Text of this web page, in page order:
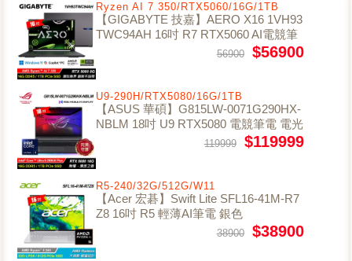
Ryzen AI 7 350/RTX5060/16G/1TB
【GIGABYTE 技嘉】AERO X16 1VH93
TWC94AH 16吋 R7 RTX5060 AI電競筆
56900 $56900
U9-290H/RTX5080/16G/1TB
【ASUS 華碩】G815LW-0071G290HX-
NBLM 18吋 U9 RTX5080 電競筆電 電光
119999 $119999
R5-240/32G/512G/W11
【Acer 宏碁】Swift Lite SFL16-41M-R7
Z8 16吋 R5 輕薄AI筆電 銀色
38900 $38900